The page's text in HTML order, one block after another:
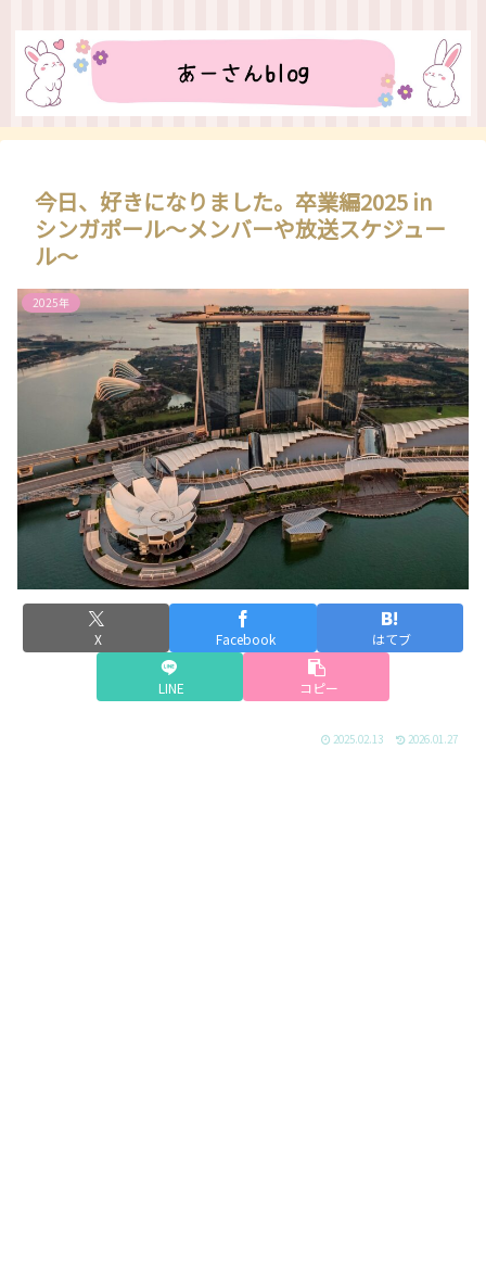
今日、好きになりました。卒業編2025 in
シンガポール～メンバーや放送スケジュー
ル～
2025年
X Facebook はてブ
LINE コピー
2025.02.13 2026.01.27